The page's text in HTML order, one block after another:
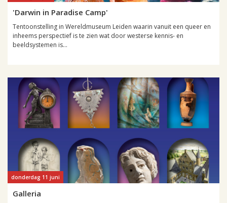
'Darwin in Paradise Camp'
Tentoonstelling in Wereldmuseum Leiden waarin vanuit een queer en
inheems perspectief is te zien wat door westerse kennis- en
beeldsystemen is...
donderdag 11 juni
Galleria